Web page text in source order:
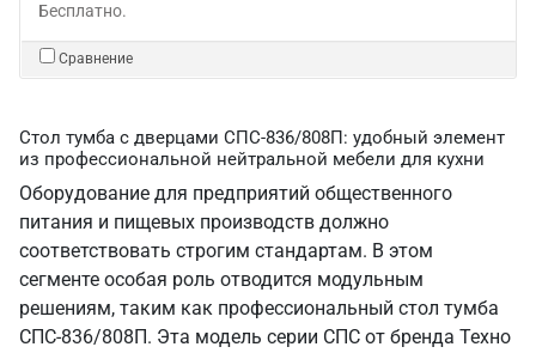
Бесплатно.
Сравнение
Стол тумба с дверцами СПС-836/808П: удобный элемент
из профессиональной нейтральной мебели для кухни
Оборудование для предприятий общественного
питания и пищевых производств должно
соответствовать строгим стандартам. В этом
сегменте особая роль отводится модульным
решениям, таким как профессиональный стол тумба
СПС-836/808П. Эта модель серии СПС от бренда Техно